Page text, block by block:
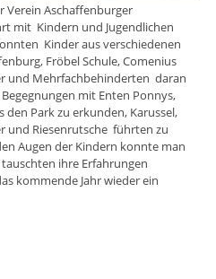
Verein Aschaffenburger
mit Kindern und Jugendlichen
Kinder aus verschiedenen
Fröbel Schule, Comenius
und Mehrfachbehinderten daran
mit Enten Ponnys,
den Park zu erkunden, Karussel,
und Riesenrutsche führten zu
Augen der Kindern konnte man
ihre Erfahrungen
kommende Jahr wieder ein